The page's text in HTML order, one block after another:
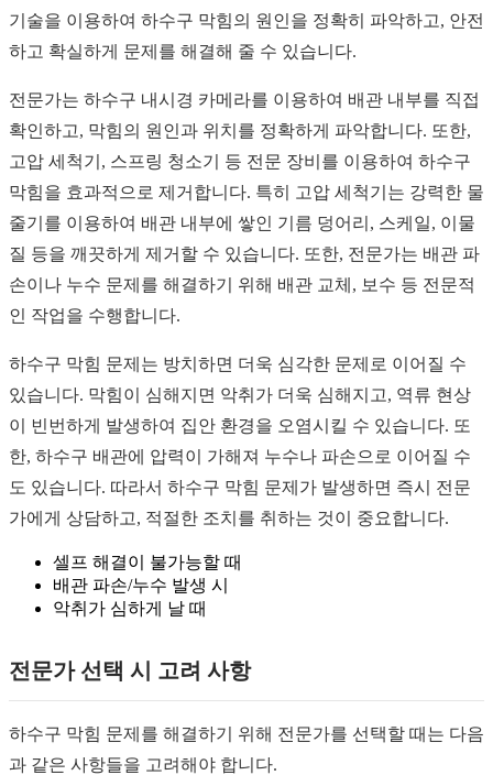
기술을 이용하여 하수구 막힘의 원인을 정확히 파악하고, 안전
하고 확실하게 문제를 해결해 줄 수 있습니다.
전문가는 하수구 내시경 카메라를 이용하여 배관 내부를 직접
확인하고, 막힘의 원인과 위치를 정확하게 파악합니다. 또한,
고압 세척기, 스프링 청소기 등 전문 장비를 이용하여 하수구
막힘을 효과적으로 제거합니다. 특히 고압 세척기는 강력한 물
줄기를 이용하여 배관 내부에 쌓인 기름 덩어리, 스케일, 이물
질 등을 깨끗하게 제거할 수 있습니다. 또한, 전문가는 배관 파
손이나 누수 문제를 해결하기 위해 배관 교체, 보수 등 전문적
인 작업을 수행합니다.
하수구 막힘 문제는 방치하면 더욱 심각한 문제로 이어질 수
있습니다. 막힘이 심해지면 악취가 더욱 심해지고, 역류 현상
이 빈번하게 발생하여 집안 환경을 오염시킬 수 있습니다. 또
한, 하수구 배관에 압력이 가해져 누수나 파손으로 이어질 수
도 있습니다. 따라서 하수구 막힘 문제가 발생하면 즉시 전문
가에게 상담하고, 적절한 조치를 취하는 것이 중요합니다.
셀프 해결이 불가능할 때
배관 파손/누수 발생 시
악취가 심하게 날 때
전문가 선택 시 고려 사항
하수구 막힘 문제를 해결하기 위해 전문가를 선택할 때는 다음
과 같은 사항들을 고려해야 합니다.